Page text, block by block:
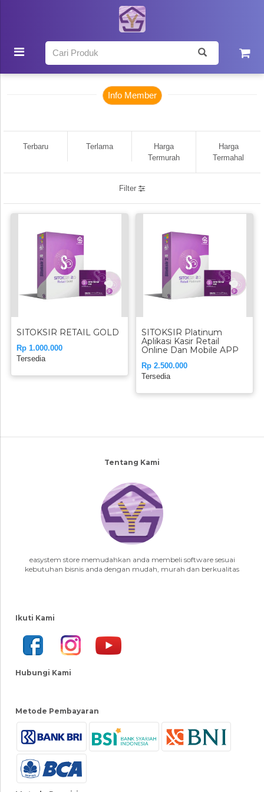
Info Member
Terbaru Terlama
Harga
Termurah
Harga
Termahal
Filter
SITOKSIR RETAIL GOLD
Rp 1.000.000
Tersedia
SITOKSIR Platinum
Aplikasi Kasir Retail
Online Dan Mobile APP
Rp 2.500.000
Tersedia
Tentang Kami
easystem store memudahkan anda membeli software sesuai
kebutuhan bisnis anda dengan mudah, murah dan berkualitas
Ikuti Kami
Hubungi Kami
Metode Pembayaran